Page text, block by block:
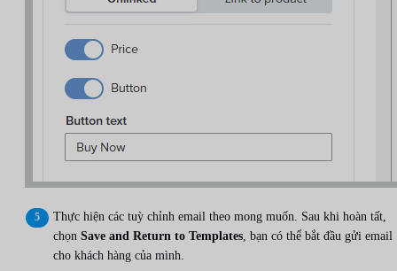
Thực hiện các tuỳ chỉnh email theo mong muốn. Sau khi hoàn tất,
chọn Save and Return to Templates , bạn có thể bắt đầu gửi email
cho khách hàng của mình.